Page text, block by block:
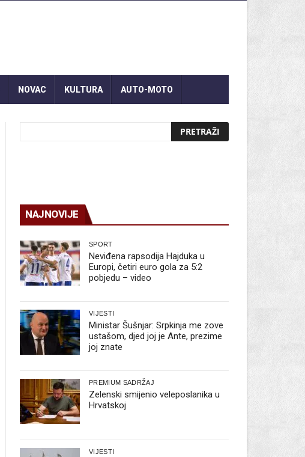
NOVAC KULTURA AUTO-MOTO
NAJNOVIJE
SPORT
Neviđena rapsodija Hajduka u
Europi, četiri euro gola za 5:2
pobjedu – video
VIJESTI
Ministar Šušnjar: Srpkinja me zove
ustašom, djed joj je Ante, prezime
joj znate
PREMIUM SADRŽAJ
Zelenski smijenio veleposlanika u
Hrvatskoj
VIJESTI